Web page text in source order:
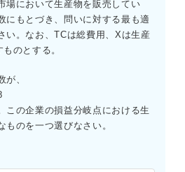
場において生産物を販売してい
にもとづき、問いに対する最も適
い。なお、TCは総費用、Xは生産
のとする。
が、
この企業の損益分岐点における生
ものを一つ選びなさい。